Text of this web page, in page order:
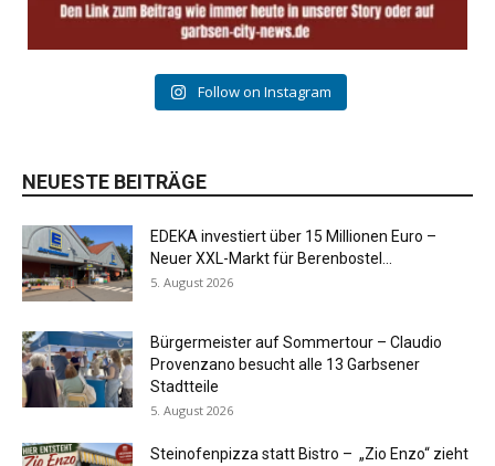
Follow on Instagram
NEUESTE BEITRÄGE
EDEKA investiert über 15 Millionen Euro –
Neuer XXL-Markt für Berenbostel...
5. August 2026
Bürgermeister auf Sommertour – Claudio
Provenzano besucht alle 13 Garbsener
Stadtteile
5. August 2026
Steinofenpizza statt Bistro – „Zio Enzo“ zieht